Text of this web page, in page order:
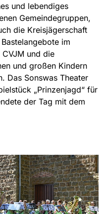
und lebendiges
Gemeindegruppen,
die Kreisjägerschaft
im
und die
und großen Kindern
Das Sonswas Theater
„Prinzenjagd“ für
der Tag mit dem